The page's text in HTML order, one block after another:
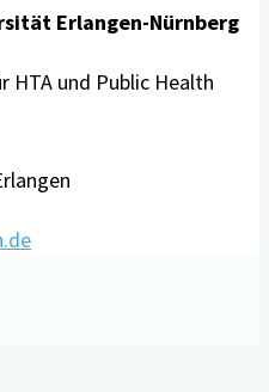
Erlangen-Nürnberg
HTA und Public Health